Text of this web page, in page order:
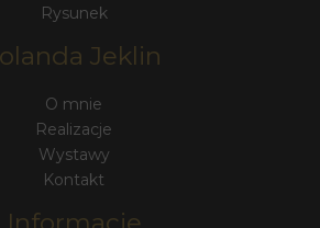
Rysunek
Jeklin
O mnie
Realizacje
Wystawy
Kontakt